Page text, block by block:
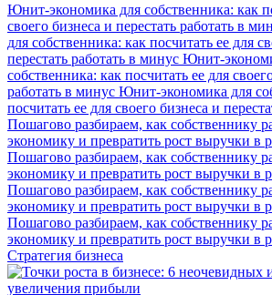
Юнит-экономика для собственника: как
своего бизнеса и перестать работать в
для собственника: как посчитать ее для
перестать работать в минус Юнит-
собственника: как посчитать ее для
работать в минус Юнит-экономика для
посчитать ее для своего бизнеса и
Пошагово разбираем, как собственнику
экономику и превратить рост выручки в
Пошагово разбираем, как собственнику
экономику и превратить рост выручки в
Пошагово разбираем, как собственнику
экономику и превратить рост выручки в
Пошагово разбираем, как собственнику
экономику и превратить рост выручки в
Стратегия бизнеса